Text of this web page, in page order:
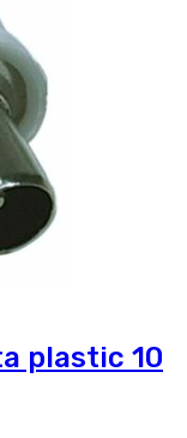
plastic 10